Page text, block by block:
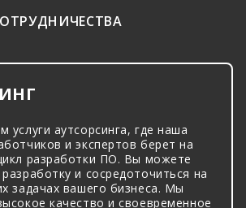
услуги аутсорсинга, где наша
и экспертов берет на
разработки ПО. Вы можете
и сосредоточиться на
задачах вашего бизнеса. Мы
качество и своевременное